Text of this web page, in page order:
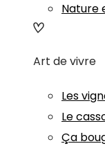
Nature
Art de vivre
Les
Le
Ça